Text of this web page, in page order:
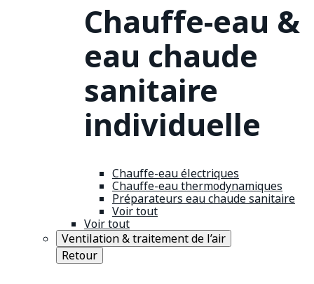
Chauffe-eau &
eau chaude
sanitaire
individuelle
Chauffe-eau électriques
Chauffe-eau thermodynamiques
Préparateurs eau chaude sanitaire
Voir tout
Voir tout
Ventilation & traitement de l’air
Retour